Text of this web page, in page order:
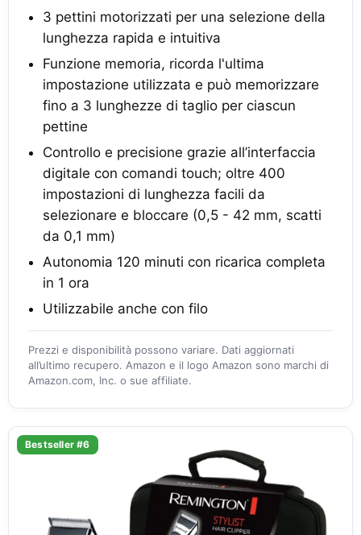
3 pettini motorizzati per una selezione della
lunghezza rapida e intuitiva
Funzione memoria, ricorda l'ultima
impostazione utilizzata e può memorizzare
fino a 3 lunghezze di taglio per ciascun
pettine
Controllo e precisione grazie all’interfaccia
digitale con comandi touch; oltre 400
impostazioni di lunghezza facili da
selezionare e bloccare (0,5 - 42 mm, scatti
da 0,1 mm)
Autonomia 120 minuti con ricarica completa
in 1 ora
Utilizzabile anche con filo
Prezzi e disponibilità possono variare. Dati aggiornati
all’ultimo recupero. Amazon e il logo Amazon sono marchi di
Amazon.com, Inc. o sue affiliate.
Bestseller #6